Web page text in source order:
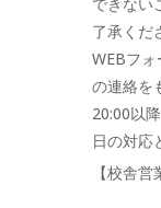
了承くだ
WEBフ
の連絡を
20:00以
日の対応
【校舎営